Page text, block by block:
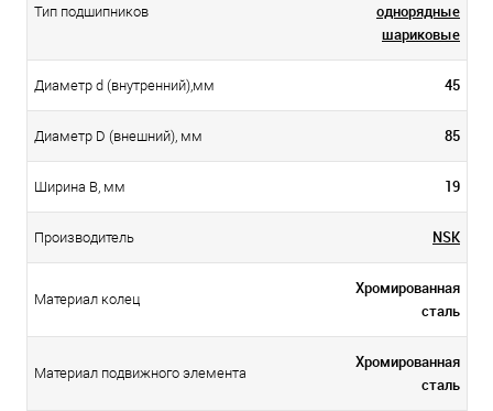
Тип подшипников
однорядные
шариковые
Диаметр d (внутренний),мм 45
Диаметр D (внешний), мм 85
Ширина B, мм 19
Производитель NSK
Материал колец
Хромированная
сталь
Материал подвижного элемента
Хромированная
сталь